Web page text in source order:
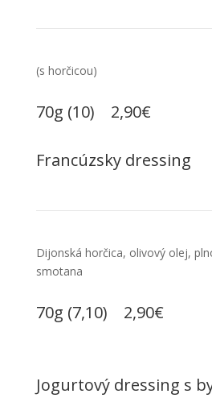
(s horčicou)
70g (10) 2,90€
Francúzsky dressing
Dijonská horčica, olivový olej,
smotana
70g (7,10) 2,90€
Jogurtový dressing s